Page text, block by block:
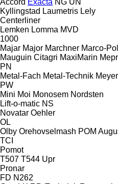
Kyllingstad Laumetris Lely
Centerliner
Lemken Lomma MVD
1000
Majar Major Marchner Marco-
Mauguin Citagri MaxiMarin
PN
Metal-Fach Metal-Technik Meyer
PW
Mini Moi Monosem Nordsten
Lift-o-matic NS
Novatar Oehler
OL
Olby Orehovselmash POM
TCI
Pomot
T507 T544 Upr
Pronar
FD N262